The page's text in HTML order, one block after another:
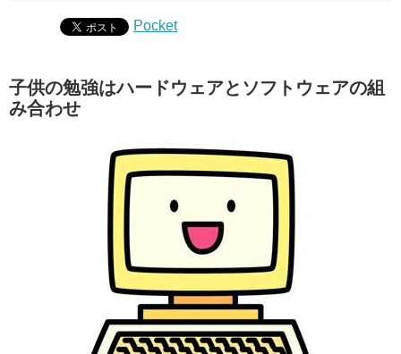
Pocket
子供の勉強はハードウェアとソフトウェアの組
み合わせ